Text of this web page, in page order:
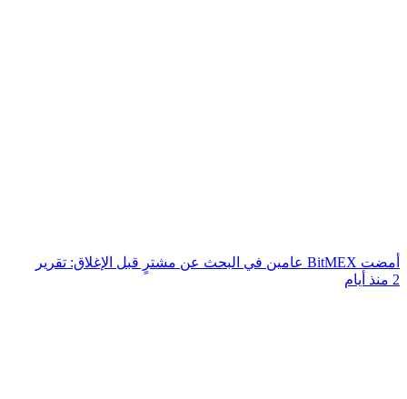
أمضت BitMEX عامين في البحث عن مشترٍ قبل الإغلاق: تقرير
2 منذ أيام